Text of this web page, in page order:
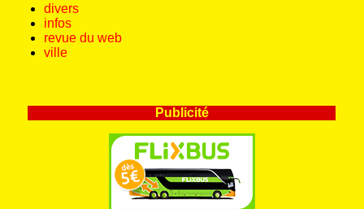
divers
infos
revue du web
ville